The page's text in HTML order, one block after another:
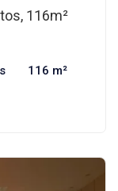
116m²
116 m²